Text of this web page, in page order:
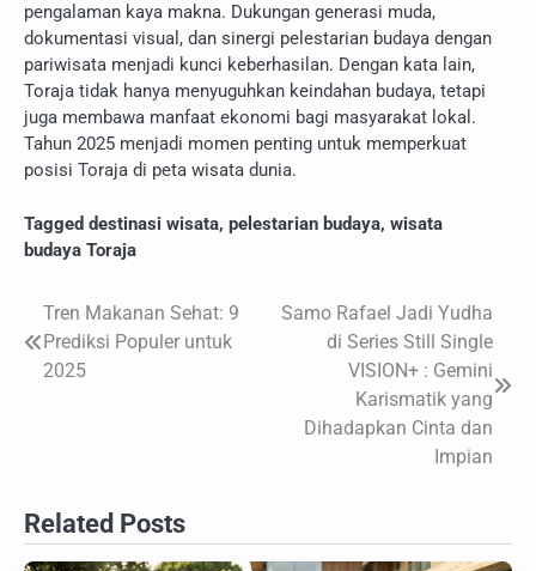
pengalaman kaya makna. Dukungan generasi muda,
dokumentasi visual, dan sinergi pelestarian budaya dengan
pariwisata menjadi kunci keberhasilan. Dengan kata lain,
Toraja tidak hanya menyuguhkan keindahan budaya, tetapi
juga membawa manfaat ekonomi bagi masyarakat lokal.
Tahun 2025 menjadi momen penting untuk memperkuat
posisi Toraja di peta wisata dunia.
Tagged destinasi wisata, pelestarian budaya, wisata
budaya Toraja
Navigasi
pos
Tren Makanan Sehat: 9
Prediksi Populer untuk
2025
Samo Rafael Jadi Yudha
di Series Still Single
VISION+ : Gemini
Karismatik yang
Dihadapkan Cinta dan
Impian
Related Posts